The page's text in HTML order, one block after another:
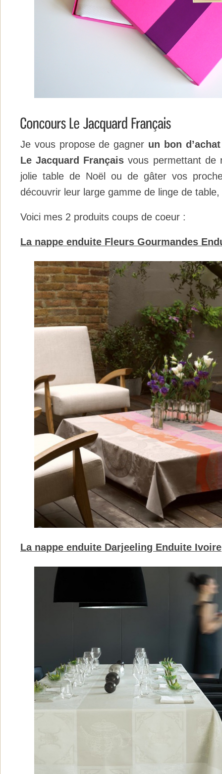
Je vous propose de gagner un bon
Le Jacquard Français vous permettant de
jolie table de Noël ou de gâter vos
découvrir leur large gamme de linge de
Voici mes 2 produits coups de coeur :
La nappe enduite Fleurs Gourmandes
La nappe enduite Darjeeling Enduite Ivoire